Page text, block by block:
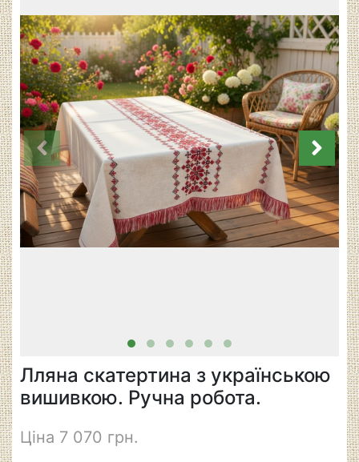
Лляна скатертина з українською
вишивкою. Ручна робота.
Ціна 7 070 грн.